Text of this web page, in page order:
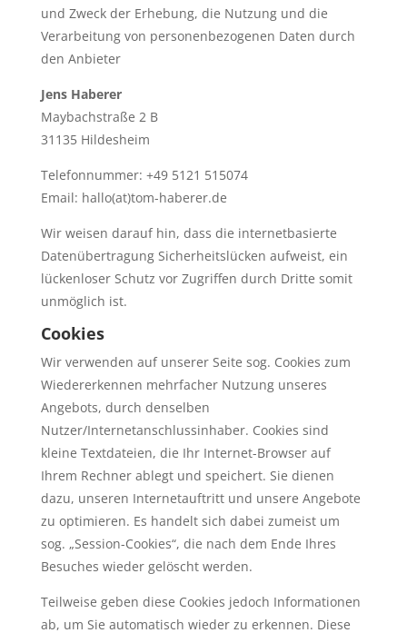
und Zweck der Erhebung, die Nutzung und die
Verarbeitung von personenbezogenen Daten durch
den Anbieter
Jens Haberer
Maybachstraße 2 B
31135 Hildesheim
Telefonnummer: +49 5121 515074
Email: hallo(at)tom-haberer.de
Wir weisen darauf hin, dass die internetbasierte
Datenübertragung Sicherheitslücken aufweist, ein
lückenloser Schutz vor Zugriffen durch Dritte somit
unmöglich ist.
Cookies
Wir verwenden auf unserer Seite sog. Cookies zum
Wiedererkennen mehrfacher Nutzung unseres
Angebots, durch denselben
Nutzer/Internetanschlussinhaber. Cookies sind
kleine Textdateien, die Ihr Internet-Browser auf
Ihrem Rechner ablegt und speichert. Sie dienen
dazu, unseren Internetauftritt und unsere Angebote
zu optimieren. Es handelt sich dabei zumeist um
sog. „Session-Cookies“, die nach dem Ende Ihres
Besuches wieder gelöscht werden.
Teilweise geben diese Cookies jedoch Informationen
ab, um Sie automatisch wieder zu erkennen. Diese